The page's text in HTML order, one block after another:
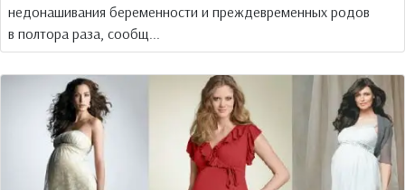
недонашивания беременности и преждевременных родов
в полтора раза, сообщ...